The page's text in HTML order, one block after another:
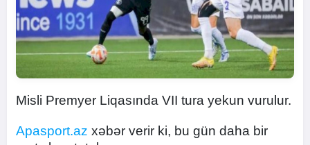
Misli Premyer Liqasında VII tura yekun vurulur.
Apasport.az xəbər verir ki, bu gün daha bir